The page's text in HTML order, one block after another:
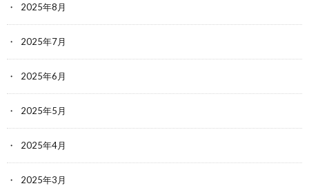
2025年8月
2025年7月
2025年6月
2025年5月
2025年4月
2025年3月